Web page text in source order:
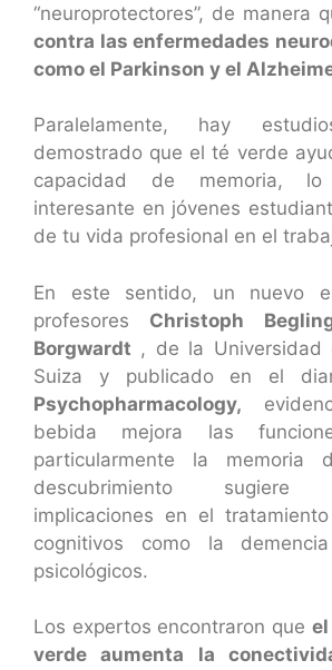
“neuroprotectores”, de manera
contra las enfermedades
como el Parkinson y el
Paralelamente, hay
demostrado que el té verde
capacidad de memoria,
interesante en jóvenes
de tu vida profesional en el
En este sentido, un nuevo
profesores Christoph
Borgwardt , de la Universidad
Suiza y publicado en el
Psychopharmacology,
bebida mejora las
particularmente la memoria
descubrimiento sugiere
implicaciones en el
cognitivos como la
psicológicos.
Los expertos encontraron que
verde aumenta la